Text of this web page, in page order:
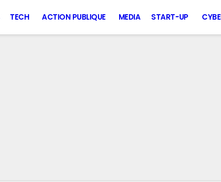
TECH ACTION PUBLIQUE MEDIA START-UP